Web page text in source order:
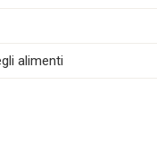
alimenti